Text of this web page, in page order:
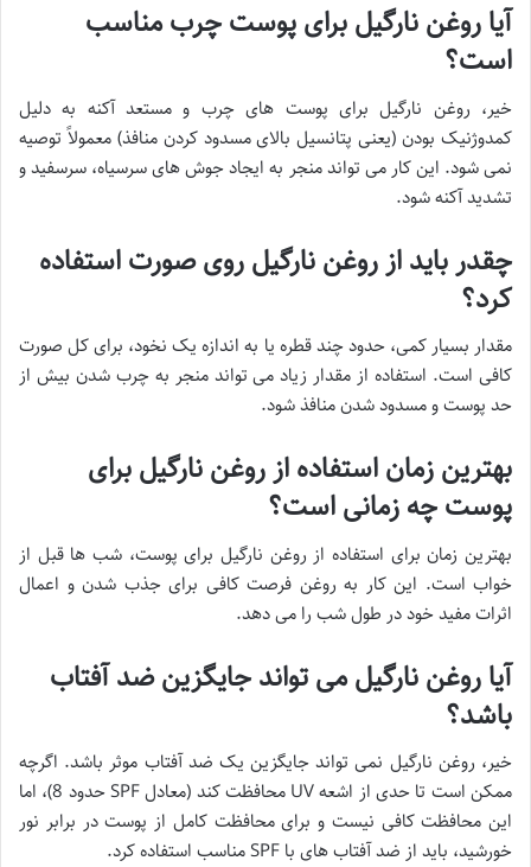
آیا روغن نارگیل برای پوست چرب مناسب
است؟
خیر، روغن نارگیل برای پوست های چرب و مستعد آکنه به دلیل
کمدوژنیک بودن (یعنی پتانسیل بالای مسدود کردن منافذ) معمولاً توصیه
نمی شود. این کار می تواند منجر به ایجاد جوش های سرسیاه، سرسفید و
تشدید آکنه شود.
چقدر باید از روغن نارگیل روی صورت استفاده
کرد؟
مقدار بسیار کمی، حدود چند قطره یا به اندازه یک نخود، برای کل صورت
کافی است. استفاده از مقدار زیاد می تواند منجر به چرب شدن بیش از
حد پوست و مسدود شدن منافذ شود.
بهترین زمان استفاده از روغن نارگیل برای
پوست چه زمانی است؟
بهترین زمان برای استفاده از روغن نارگیل برای پوست، شب ها قبل از
خواب است. این کار به روغن فرصت کافی برای جذب شدن و اعمال
اثرات مفید خود در طول شب را می دهد.
آیا روغن نارگیل می تواند جایگزین ضد آفتاب
باشد؟
خیر، روغن نارگیل نمی تواند جایگزین یک ضد آفتاب موثر باشد. اگرچه
ممکن است تا حدی از اشعه UV محافظت کند (معادل SPF حدود 8)، اما
این محافظت کافی نیست و برای محافظت کامل از پوست در برابر نور
خورشید، باید از ضد آفتاب های با SPF مناسب استفاده کرد.